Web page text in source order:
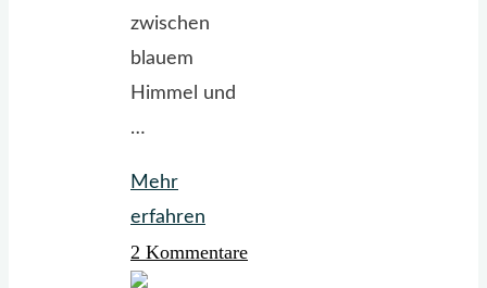
zwischen
blauem
Himmel und
…
Mehr
erfahren
in
2 Kommentare